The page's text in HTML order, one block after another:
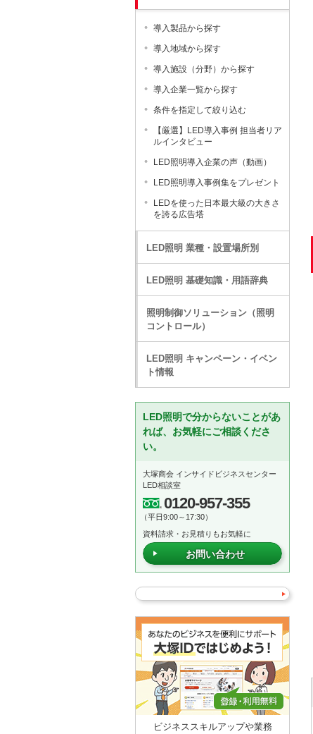
導入製品から探す
導入地域から探す
導入施設（分野）から探す
導入企業一覧から探す
条件を指定して絞り込む
【厳選】LED導入事例 担当者リア
ルインタビュー
LED照明導入企業の声（動画）
LED照明導入事例集をプレゼント
LEDを使った日本最大級の大きさ
を誇る広告塔
LED照明 業種・設置場所別
LED照明 基礎知識・用語辞典
照明制御ソリューション（照明
コントロール）
LED照明 キャンペーン・イベン
ト情報
LED照明で分からないことがあ
れば、お気軽にご相談くださ
い。
大塚商会 インサイドビジネスセンター
LED相談室
0120-957-355
（平日9:00～17:30）
資料請求・お見積りもお気軽に
お問い合わせ
ビジネススキルアップや業務